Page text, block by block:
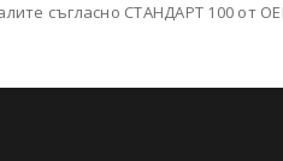
съгласно СТАНДАРТ 100 от